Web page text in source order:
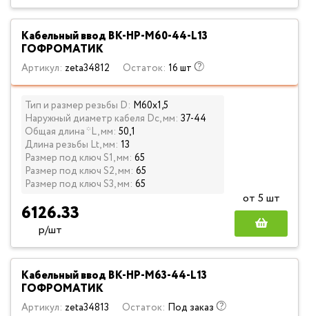
Кабельный ввод ВК-НР-М60-44-L13
ГОФРОМАТИК
Артикул: zeta34812 Остаток: 16 шт
Тип и размер резьбы D: М60х1,5
Наружный диаметр кабеля Dc, мм: 37-44
Общая длина *L, мм: 50,1
Длина резьбы Lt, мм: 13
Размер под ключ S1, мм: 65
Размер под ключ S2, мм: 65
Размер под ключ S3, мм: 65
6126.33
р/шт
от 5 шт
Кабельный ввод ВК-НР-М63-44-L13
ГОФРОМАТИК
Артикул: zeta34813 Остаток: Под заказ